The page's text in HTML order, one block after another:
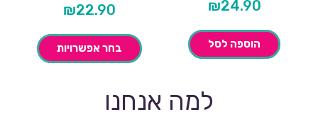
₪24.90
הוספה לסל
₪22.90
בחר אפשרויות
למה אנחנו